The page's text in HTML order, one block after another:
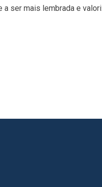
a ser mais lembrada e